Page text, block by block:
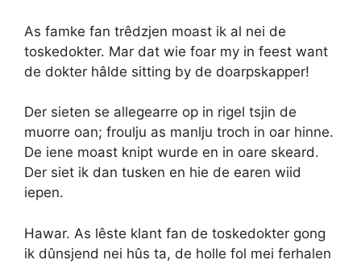
As famke fan trêdzjen moast ik al nei de
toskedokter. Mar dat wie foar my in feest want
de dokter hâlde sitting by de doarpskapper!
Der sieten se allegearre op in rigel tsjin de
muorre oan; froulju as manlju troch in oar hinne.
De iene moast knipt wurde en in oare skeard.
Der siet ik dan tusken en hie de earen wiid
iepen.
Hawar. As lêste klant fan de toskedokter gong
ik dûnsjend nei hûs ta, de holle fol mei ferhalen